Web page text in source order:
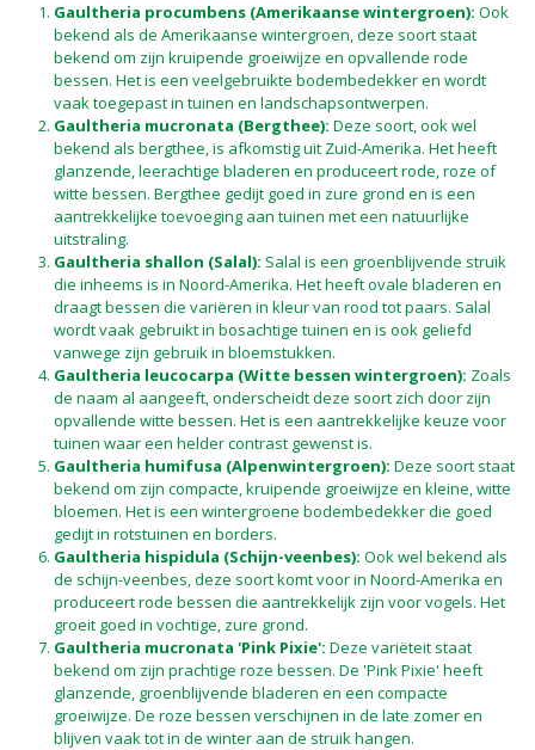
Gaultheria procumbens (Amerikaanse wintergroen): Ook
bekend als de Amerikaanse wintergroen, deze soort staat
bekend om zijn kruipende groeiwijze en opvallende rode
bessen. Het is een veelgebruikte bodembedekker en wordt
vaak toegepast in tuinen en landschapsontwerpen.
Gaultheria mucronata (Bergthee): Deze soort, ook wel
bekend als bergthee, is afkomstig uit Zuid-Amerika. Het heeft
glanzende, leerachtige bladeren en produceert rode, roze of
witte bessen. Bergthee gedijt goed in zure grond en is een
aantrekkelijke toevoeging aan tuinen met een natuurlijke
uitstraling.
Gaultheria shallon (Salal): Salal is een groenblijvende struik
die inheems is in Noord-Amerika. Het heeft ovale bladeren en
draagt bessen die variëren in kleur van rood tot paars. Salal
wordt vaak gebruikt in bosachtige tuinen en is ook geliefd
vanwege zijn gebruik in bloemstukken.
Gaultheria leucocarpa (Witte bessen wintergroen): Zoals
de naam al aangeeft, onderscheidt deze soort zich door zijn
opvallende witte bessen. Het is een aantrekkelijke keuze voor
tuinen waar een helder contrast gewenst is.
Gaultheria humifusa (Alpenwintergroen): Deze soort staat
bekend om zijn compacte, kruipende groeiwijze en kleine, witte
bloemen. Het is een wintergroene bodembedekker die goed
gedijt in rotstuinen en borders.
Gaultheria hispidula (Schijn-veenbes): Ook wel bekend als
de schijn-veenbes, deze soort komt voor in Noord-Amerika en
produceert rode bessen die aantrekkelijk zijn voor vogels. Het
groeit goed in vochtige, zure grond.
Gaultheria mucronata 'Pink Pixie': Deze variëteit staat
bekend om zijn prachtige roze bessen. De 'Pink Pixie' heeft
glanzende, groenblijvende bladeren en een compacte
groeiwijze. De roze bessen verschijnen in de late zomer en
blijven vaak tot in de winter aan de struik hangen.